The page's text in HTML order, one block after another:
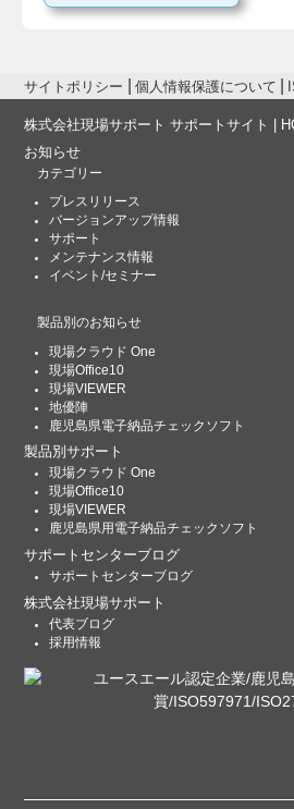
サイトポリシー 個人情報保護について
株式会社現場サポート サポートサイト |
お知らせ
カテゴリー
プレスリリース
バージョンアップ情報
サポート
メンテナンス情報
イベント/セミナー
製品別のお知らせ
現場クラウド One
現場Office10
現場VIEWER
地優陣
鹿児島県電子納品チェックソフト
製品別サポート
現場クラウド One
現場Office10
現場VIEWER
鹿児島県用電子納品チェックソフト
サポートセンターブログ
サポートセンターブログ
株式会社現場サポート
代表ブログ
採用情報